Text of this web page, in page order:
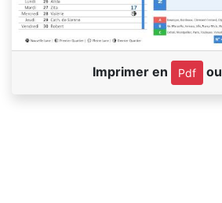
Imprimer en Pdf ou